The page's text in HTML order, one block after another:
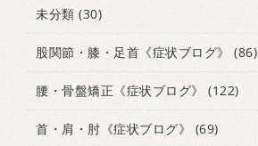
未分類 (30)
股関節・膝・足首《症状ブログ》 (86)
腰・骨盤矯正《症状ブログ》 (122)
首・肩・肘《症状ブログ》 (69)